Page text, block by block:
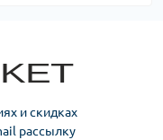
и скидках
рассылку